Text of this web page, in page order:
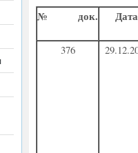
№ док. Дата
376